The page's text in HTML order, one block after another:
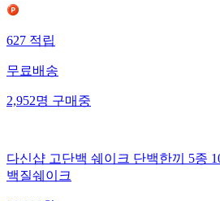
627적립
무료배송
2,952명구매중
다신샵 고단백 쉐이크 단백한끼 5종
백질쉐이크